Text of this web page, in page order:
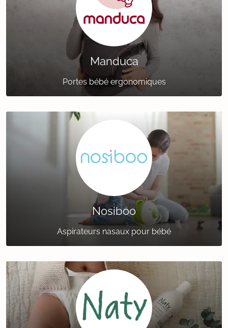
Manduca
Portes bébé ergonomiques
Nosiboo
Aspirateurs nasaux pour bébé